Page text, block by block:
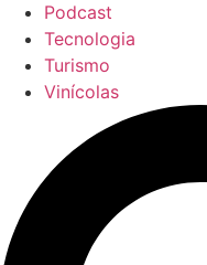
Podcast
Tecnologia
Turismo
Vinícolas